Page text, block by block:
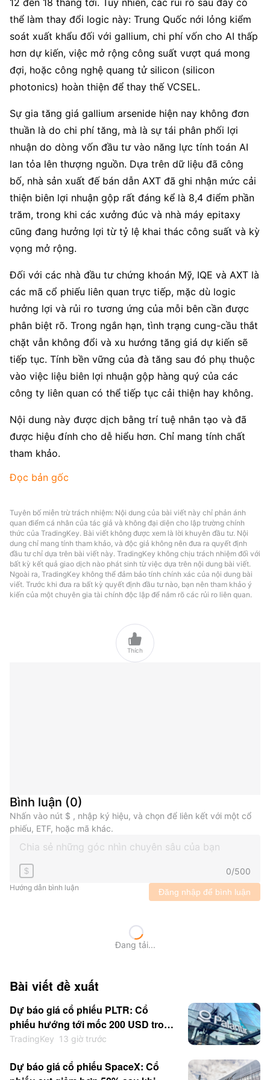
12 đến 18 tháng tới. Tuy nhiên, các rủi ro sau đây có
thể làm thay đổi logic này: Trung Quốc nới lỏng kiểm
soát xuất khẩu đối với gallium, chi phí vốn cho AI thấp
hơn dự kiến, việc mở rộng công suất vượt quá mong
đợi, hoặc công nghệ quang tử silicon (silicon
photonics) hoàn thiện để thay thế VCSEL.
Sự gia tăng giá gallium arsenide hiện nay không đơn
thuần là do chi phí tăng, mà là sự tái phân phối lợi
nhuận do dòng vốn đầu tư vào năng lực tính toán AI
lan tỏa lên thượng nguồn. Dựa trên dữ liệu đã công
bố, nhà sản xuất đế bán dẫn AXT đã ghi nhận mức cải
thiện biên lợi nhuận gộp rất đáng kể là 8,4 điểm phần
trăm, trong khi các xưởng đúc và nhà máy epitaxy
cũng đang hưởng lợi từ tỷ lệ khai thác công suất và kỳ
vọng mở rộng.
Đối với các nhà đầu tư chứng khoán Mỹ, IQE và AXT là
các mã cổ phiếu liên quan trực tiếp, mặc dù logic
hưởng lợi và rủi ro tương ứng của mỗi bên cần được
phân biệt rõ. Trong ngắn hạn, tình trạng cung-cầu thắt
chặt vẫn không đổi và xu hướng tăng giá dự kiến sẽ
tiếp tục. Tính bền vững của đà tăng sau đó phụ thuộc
vào việc liệu biên lợi nhuận gộp hàng quý của các
công ty liên quan có thể tiếp tục cải thiện hay không.
Nội dung này được dịch bằng trí tuệ nhân tạo và đã
được hiệu đính cho dễ hiểu hơn. Chỉ mang tính chất
tham khảo.
Đọc bản gốc
Tuyên bố miễn trừ trách nhiệm: Nội dung của bài viết này chỉ phản ánh
quan điểm cá nhân của tác giả và không đại diện cho lập trường chính
thức của TradingKey. Bài viết không được xem là lời khuyên đầu tư. Nội
dung chỉ mang tính tham khảo, và độc giả không nên đưa ra quyết định
đầu tư chỉ dựa trên bài viết này. TradingKey không chịu trách nhiệm đối với
bất kỳ kết quả giao dịch nào phát sinh từ việc dựa trên nội dung bài viết.
Ngoài ra, TradingKey không thể đảm bảo tính chính xác của nội dung bài
viết. Trước khi đưa ra bất kỳ quyết định đầu tư nào, bạn nên tham khảo ý
kiến của một chuyên gia tài chính độc lập để nắm rõ các rủi ro liên quan.

Thích
Bình luận (0)
Nhấn vào nút $ , nhập ký hiệu, và chọn để liên kết với một cổ
phiếu, ETF, hoặc mã khác.
$ 0/500
Hướng dẫn bình luận Đăng nhập để bình luận
Đang tải...
Bài viết đề xuất
Dự báo giá cổ phiếu PLTR: Cổ
phiếu hướng tới mốc 200 USD trong
ngắn hạn sau khi kết quả kinh
TradingKey 13 giờ trước
Dự báo giá cổ phiếu SpaceX: Cổ